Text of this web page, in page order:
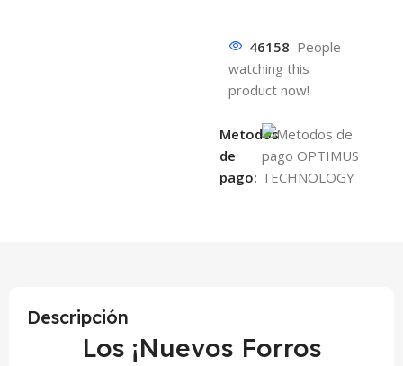
46158 People
watching this
product now!
Metodos
de
pago:
Descripción
Los ¡Nuevos Forros